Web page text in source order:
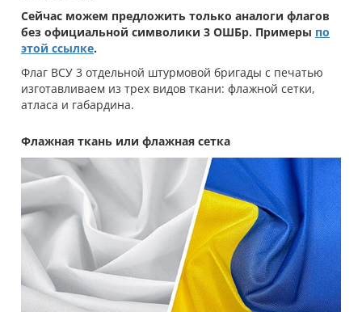
Сейчас можем предложить только аналоги флагов
без официальной символики 3 ОШБр. Примеры по
этой ссылке.
Флаг ВСУ 3 отдельной штурмовой бригады с печатью
изготавливаем из трех видов ткани: флажной сетки,
атласа и габардина.
Флажная ткань или флажная сетка